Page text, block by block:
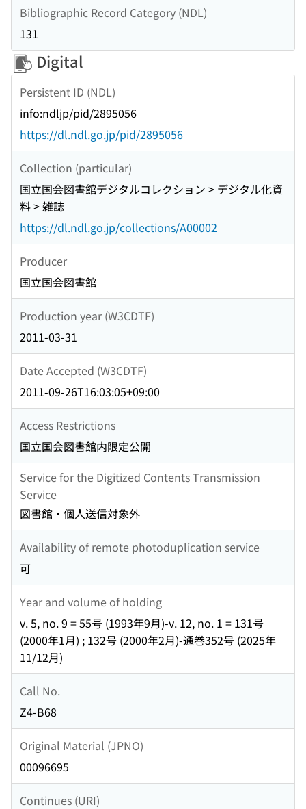
Bibliographic Record Category (NDL)
131
Digital
Persistent ID (NDL)
info:ndljp/pid/2895056
https://dl.ndl.go.jp/pid/2895056
Collection (particular)
国立国会図書館デジタルコレクション > デジタル化資
料 > 雑誌
https://dl.ndl.go.jp/collections/A00002
Producer
国立国会図書館
Production year (W3CDTF)
2011-03-31
Date Accepted (W3CDTF)
2011-09-26T16:03:05+09:00
Access Restrictions
国立国会図書館内限定公開
Service for the Digitized Contents Transmission
Service
図書館・個人送信対象外
Availability of remote photoduplication service
可
Year and volume of holding
v. 5, no. 9 = 55号 (1993年9月)-v. 12, no. 1 = 131号
(2000年1月) ; 132号 (2000年2月)-通巻352号 (2025年
11/12月)
Call No.
Z4-B68
Original Material (JPNO)
00096695
Continues (URI)